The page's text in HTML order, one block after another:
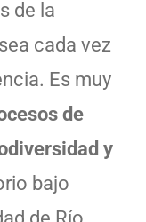
de la
cada vez
Es muy
de
y
bajo